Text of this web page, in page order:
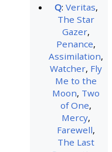
Q: Veritas,
The Star
Gazer,
Penance,
Assimilation,
Watcher, Fly
Me to the
Moon, Two
of One,
Mercy,
Farewell,
The Last